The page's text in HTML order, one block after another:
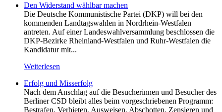
Den Widerstand wählbar machen
Die Deutsche Kommunistische Partei (DKP) will bei den
kommenden Landtagswahlen in Nordrhein-Westfalen
antreten. Auf einer Landeswahlversammlung beschlossen die
DKP-Bezirke Rheinland-Westfalen und Ruhr-Westfalen die
Kandidatur mit...
Weiterlesen
Erfolg und Misserfolg
Nach dem Anschlag auf die Besucherinnen und Besucher des
Berliner CSD bleibt alles beim vorgeschriebenen Programm:
Bestrafen, Verbieten, Ausweisen, Abschotten, Zensieren und